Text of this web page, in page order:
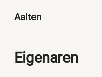
Aalten
Eigenaren